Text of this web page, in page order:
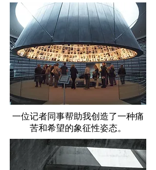
一位记者同事帮助我创造了一种痛
苦和希望的象征性姿态。